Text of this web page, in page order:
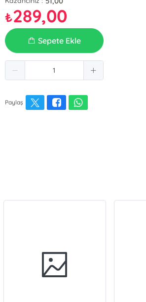
₺289,00
Sepete Ekle
Paylaş